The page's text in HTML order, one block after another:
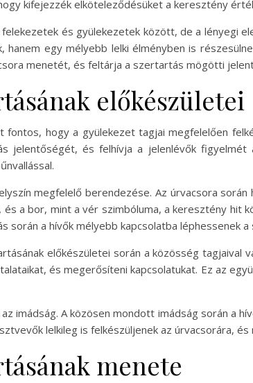
kifejezzék elköteleződésüket a keresztény
és gyülekezetek között, de a lényegi
egy mélyebb lelki élményben is
menetét, és feltárja a szertartás mögötti
előkészületei
hogy a gyülekezet tagjai megfelelően
jelentőségét, és felhívja a jelenlévők figyelmét
megfelelő berendezése. Az úrvacsora
és a bor, mint a vér szimbóluma, a keresztény hit
a hívők mélyebb kapcsolatba léphessenek a
előkészületei során a közösség tagjaival
és megerősíteni kapcsolatukat. Ez az
imádság. A közösen mondott imádság során a
lelkileg is felkészüljenek az úrvacsorára,
menete